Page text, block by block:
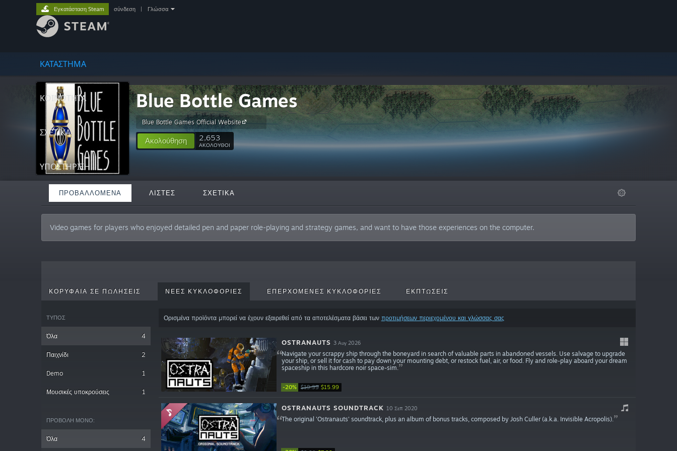
ΚΑΤΑΣΤΗΜΑ
ΚΟΙΝΟΤΗΤΑ
ΣΧΕΤΙΚΆ
ΥΠΟΣΤΗΡΙΞΗ
Εγκατάσταση Steam σύνδεση Γλώσσα
Blue Bottle Games
Blue Bottle Games Official Website
Ακολούθηση 2,653
ΑΚΟΛΟΥΘΟΙ
ΠΡΟΒΑΛΛΌΜΕΝΑ ΛΊΣΤΕΣ ΣΧΕΤΙΚΆ
Video games for players who enjoyed detailed pen and paper role-playing and strategy games, and want to have those experiences on the computer.
ΚΟΡΥΦΑΊΑ ΣΕ ΠΩΛΉΣΕΙΣ ΝΈΕΣ ΚΥΚΛΟΦΟΡΊΕΣ ΕΠΕΡΧΌΜΕΝΕΣ ΚΥΚΛΟΦΟΡΊΕΣ ΕΚΠΤΏΣΕΙΣ
ΤΎΠΟΣ
Όλα 4
Παιχνίδι 2
Demo 1
Μουσικές υποκρούσεις 1
ΠΡΟΒΟΛΉ ΜΌΝΟ:
Όλα 4
Ορισμένα προϊόντα μπορεί να έχουν εξαιρεθεί από τα αποτελέσματα βάσει των προτιμήσεων περιεχομένου και γλώσσας σας
-20% $19.99 $15.99
OSTRANAUTS 3 Αυγ 2026
Navigate your scrappy ship through the boneyard in search of valuable parts in abandoned vessels. Use salvage to upgrade
your ship, or sell it for cash to pay down your mounting debt, or restock fuel, air, or food. Fly and role-play aboard your dream
spaceship in this hardcore noir space-sim.
OSTRANAUTS SOUNDTRACK 10 Σεπ 2020
The original 'Ostranauts' soundtrack, plus an album of bonus tracks, composed by Josh Culler (a.k.a. Invisible Acropolis).